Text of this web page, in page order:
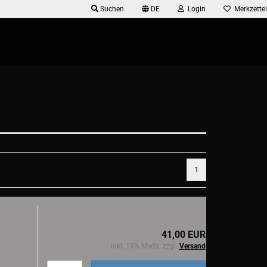
Suchen DE Login Merkzettel
1
41,00 EUR
inkl. 19% MwSt. zzgl. Versand